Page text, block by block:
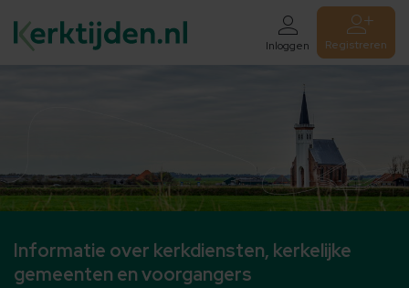
Inloggen Registreren
Informatie over kerkdiensten, kerkelijke
gemeenten en voorgangers